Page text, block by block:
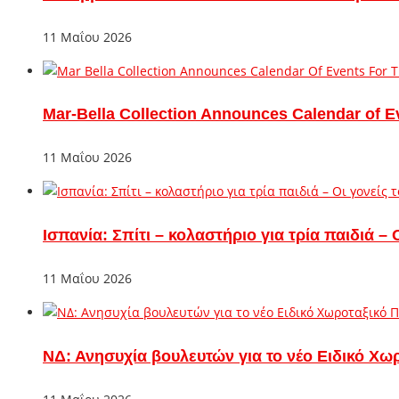
11 Μαΐου 2026
Mar-Bella Collection Announces Calendar of
11 Μαΐου 2026
Ισπανία: Σπίτι – κολαστήριο για τρία παιδιά
11 Μαΐου 2026
ΝΔ: Ανησυχία βουλευτών για το νέο Ειδικό